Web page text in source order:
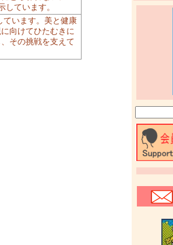
しています。
ています。美と健康
向けてひたむきに
その挑戦を支えて